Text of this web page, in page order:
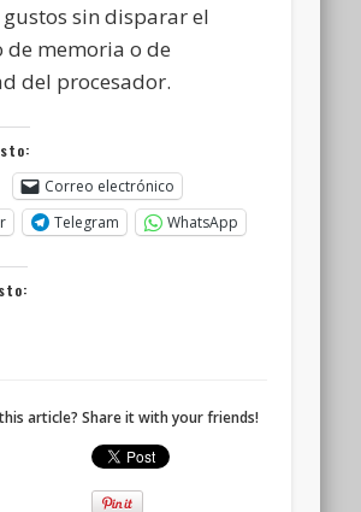
sin disparar el
de memoria o de
del procesador.
Correo electrónico
Telegram WhatsApp
article? Share it with your friends!